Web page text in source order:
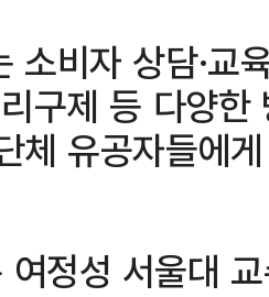
소비자 상담·교
구제 등 다양
체 유공자들에
정성 서울대